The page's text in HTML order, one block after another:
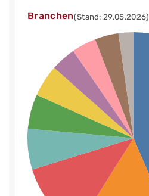
Branchen(Stand: 29.05.2026)